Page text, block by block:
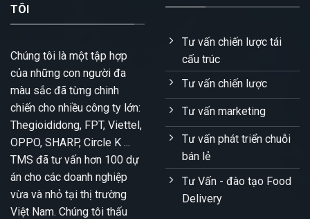
TÔI
Chúng tôi là một tập hợp
của những con người đa
màu sắc đã từng chinh
chiến cho nhiều công ty lớn:
Thegioididong, FPT, Viettel,
OPPO, SHARP, Circle K ...
TMS đã tư vấn hơn 100 dự
án cho các doanh nghiệp
vừa và nhỏ tại thị trường
Việt Nam. Chúng tôi thấu
Tư vấn chiến lược tái
cấu trúc
Tư vấn chiến lược
Tư vấn marketing
Tư vấn phát triển chuỗi
bán lẻ
Tư Vấn - đào tạo Food
Delivery